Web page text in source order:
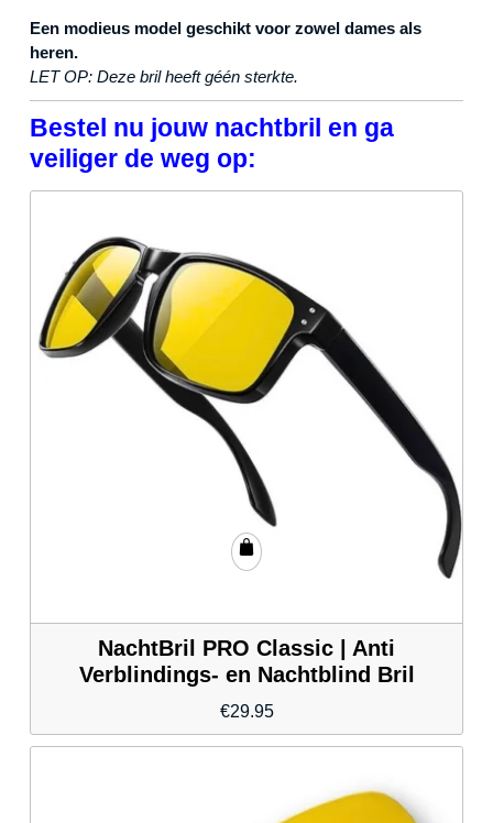
Een modieus model geschikt voor zowel dames als
heren.
LET OP: Deze bril heeft géén sterkte.
Bestel nu jouw nachtbril en ga
veiliger de weg op:
NachtBril PRO Classic | Anti
Verblindings- en Nachtblind Bril
€29.95